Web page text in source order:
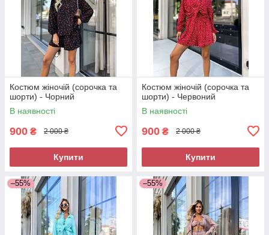
Костюм жіночій (сорочка та
шорти) - Чорний
В наявності
900 ₴ 2 000 ₴
Купити
Костюм жіночій (сорочка та
шорти) - Червоний
В наявності
900 ₴ 2 000 ₴
Купити
–55% –55%